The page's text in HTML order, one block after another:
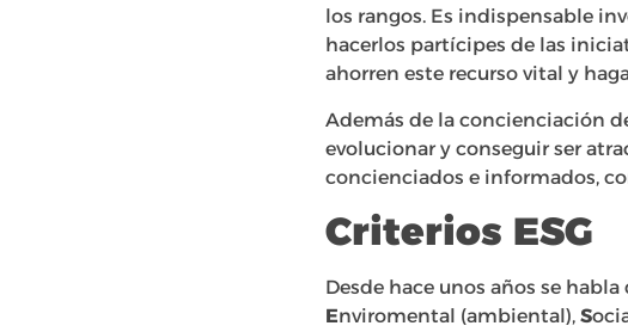
los rangos. Es indispensable
hacerlos partícipes de las
ahorren este recurso vital y
Además de la concienciación
evolucionar y conseguir ser
concienciados e informados,
Criterios ESG
Desde hace unos años se
Enviromental (ambiental), S